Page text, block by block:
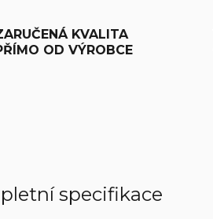
KVALITA
OD VÝROBCE
specifikace